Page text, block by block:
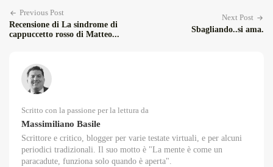
Previous Post
Recensione di La sindrome di
cappuccetto rosso di Matteo...
Next Post
Sbagliando..si ama.
Scritto con la passione per la lettura da
Massimiliano Basile
Scrittore e critico, blogger per varie testate virtuali, e per alcuni
periodici tradizionali. Il suo motto è "La mente è come un
paracadute, funziona solo quando è aperta".